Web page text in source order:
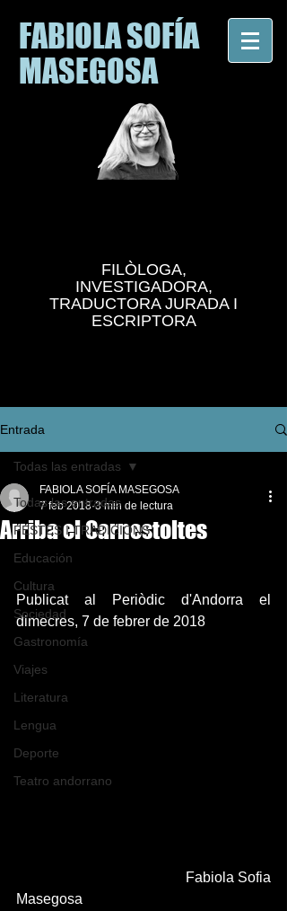
FABIOLA SOFÍA
MASEGOSA
FILÒLOGA,
INVESTIGADORA,
TRADUCTORA JURADA I
ESCRIPTORA
Entrada
Todas las entradas
FESTES I TRADICIONS
Educación
Cultura
Sociedad
Gastronomía
Viajes
Literatura
Lengua
Deporte
Teatro andorrano
Todas las entradas
Arriba el Carnestoltes
FABIOLA SOFÍA MASEGOSA
7 feb 2018 3 min de lectura
Publicat al Periòdic d'Andorra el
dimecres, 7 de febrer de 2018
Masegosa